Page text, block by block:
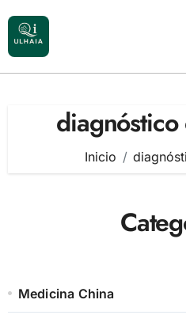
al
contenido
Inicio
Medicina China